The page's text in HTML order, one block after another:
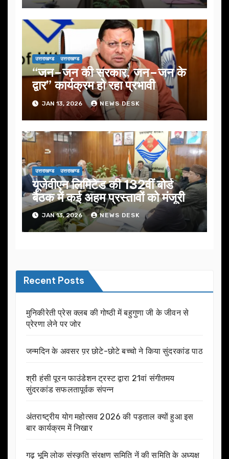
उत्तराखण्ड उत्तराखण्ड
“जन–जन की सरकार, जन–जन के
द्वार” कार्यक्रम हो रहा प्रभावी
JAN 13, 2026 NEWS DESK
उत्तराखण्ड उत्तराखण्ड
यूजेवीएन लिमिटेड की 132वीं बोर्ड
बैठक में कई अहम प्रस्तावों को मंजूरी
JAN 13, 2026 NEWS DESK
Recent Posts
मुनिकीरेती प्रेस क्लब की गोष्ठी में बहुगुणा जी के जीवन से
प्रेरणा लेने पर जोर
जन्मदिन के अवसर प़र छोटे-छोटे बच्चो ने किया सुंदरकांड पाठ
श्री हंसी पूरन फाउंडेशन ट्रस्ट द्वारा 21वां संगीतमय
सुंदरकांड सफलतापूर्वक संपन्न
अंतराष्ट्रीय योग महोत्सव 2026 की पड़ताल क्यों हुआ इस
बार कार्यक्रम में निखार
गढ़ भूमि लोक संस्कृति संरक्षण समिति नें की समिति के अध्यक्ष